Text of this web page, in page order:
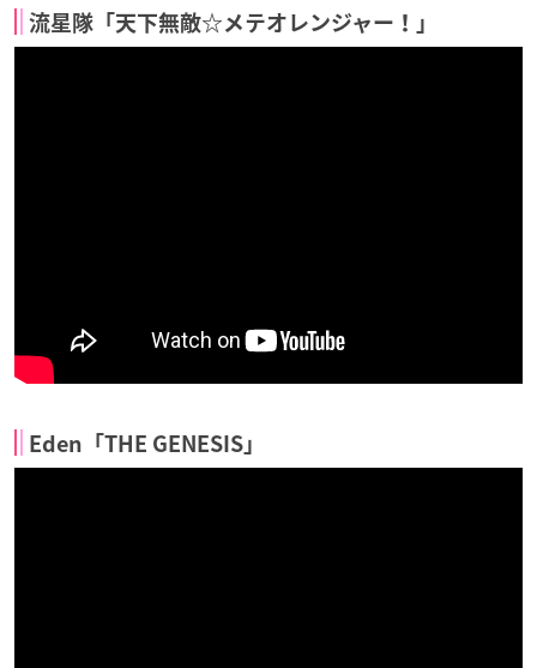
流星隊「天下無敵☆メテオレンジャー！」
Eden「THE GENESIS」